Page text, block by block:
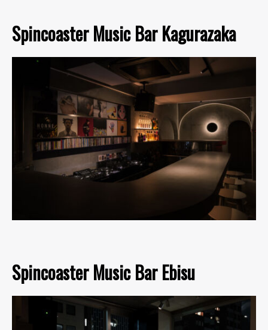
Spincoaster Music Bar Kagurazaka
Spincoaster Music Bar Ebisu